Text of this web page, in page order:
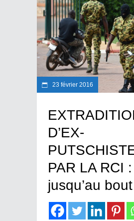
23 février 2016
D’EX-
PAR LA RCI
jusqu’au bout